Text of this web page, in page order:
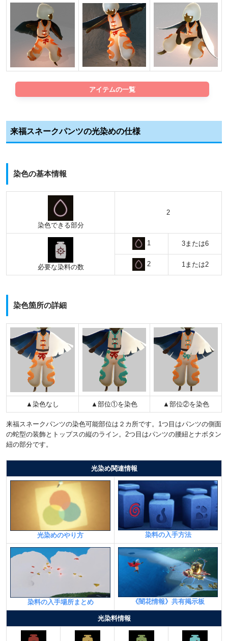
アイテムの一覧
来福スネークパンツの光染めの仕様
染色の基本情報
染色できる部分
2
必要な染料の数
1 3または6
2 1または2
染色箇所の詳細
▲染色なし ▲部位①を染色 ▲部位②を染色
来福スネークパンツの染色可能部位は２カ所です。1つ目はパンツの側面
の蛇型の装飾とトップスの縦のライン。2つ目はパンツの腰紐とナボタン
紐の部分です。
光染め関連情報
光染めのやり方 染料の入手方法
染料の入手場所まとめ 《闇花情報》共有掲示板
光染料情報